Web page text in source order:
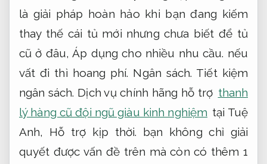
là giải pháp hoàn hảo khi bạn đang kiếm
thay thế cái tủ mới nhưng chưa biết để tủ
cũ ở đâu,Áp dụng cho nhiều nhu cầu. nếu
vất đi thì hoang phí. Ngân sách. Tiết kiệm
ngân sách. Dịch vụ chính hãng hỗ trợ thanh
lý hàng cũ đội ngũ giàu kinh nghiệm tại Tuệ
Anh, Hỗ trợ kịp thời. bạn không chỉ giải
quyết được vấn đề trên mà còn có thêm 1